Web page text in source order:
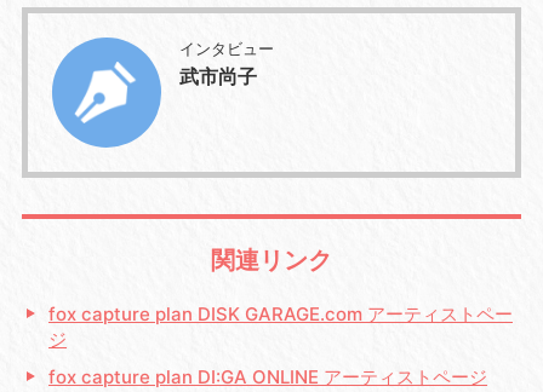
インタビュー
武市尚子
関連リンク
fox capture plan DISK GARAGE.com アーティストペー
ジ
fox capture plan DI:GA ONLINE アーティストページ